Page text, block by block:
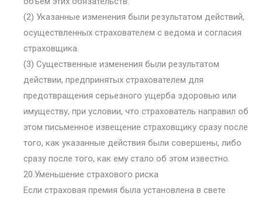
(2) Указанные изменения были результатом действий,
осуществленных страхователем с ведома и согласия
страховщика.
(3) Существенные изменения были результатом
действии, предпринятых страхователем для
предотвращения серьезного ущерба здоровью или
имуществу, при условии, что страхователь направил об
этом письменное извещение страховщику сразу после
того, как указанные действия были совершены, либо
сразу после того, как ему стало об этом известно.
20.Уменьшение страхового риска
Если страховая премия была установлена в свете